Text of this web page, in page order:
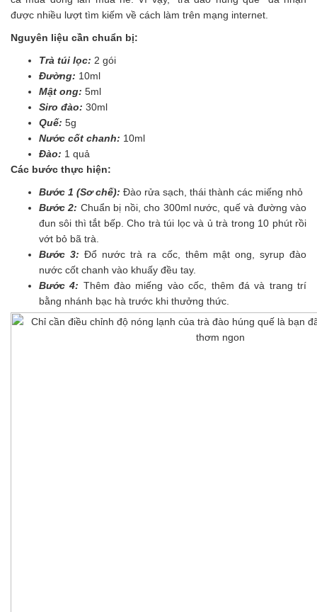
được nhiều lượt tìm kiếm về cách làm trên mạng internet.
Nguyên liệu cần chuẩn bị:
Trà túi lọc: 2 gói
Đường: 10ml
Mật ong: 5ml
Siro đào: 30ml
Quế: 5g
Nước cốt chanh: 10ml
Đào: 1 quả
Các bước thực hiện:
Bước 1 (Sơ chế): Đào rửa sạch, thái thành các miếng nhỏ
Bước 2: Chuẩn bị nồi, cho 300ml nước, quế và đường vào
đun sôi thì tắt bếp. Cho trà túi lọc và ủ trà trong 10 phút rồi
vớt bỏ bã trà.
Bước 3: Đổ nước trà ra cốc, thêm mật ong, syrup đào
nước cốt chanh vào khuấy đều tay.
Bước 4: Thêm đào miếng vào cốc, thêm đá và trang trí
bằng nhánh bạc hà trước khi thưởng thức.